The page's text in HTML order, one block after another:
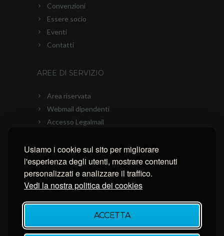
Usiamo i cookie sul sito per migliorare
l'esperienza degli utenti, mostrare contenuti
personalizzati e analizzare il traffico.
Vedi la nostra politica dei cookies
ACCETTA
Convenzioni
Essere socio
Eventi
Contatti
AREE DI SERVIZIO
Area riservata
Webmail dipendenti
Accesso Legalmail
Connessione con AnyDesk
Connessione con Ammyy Admin
Connessione con TeamViewer
NEWSLETTER
Inserisci la tua email per restare aggiornato.